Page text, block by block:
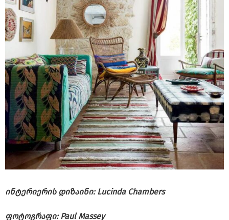
ინტერიერის დიზაინი: Lucinda Chambers
ფოტოგრაფი: Paul Massey